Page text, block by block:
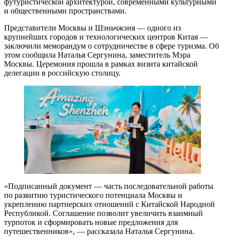
и общественными пространствами.
Представители Москвы и Шэньчжэня — одного из
крупнейших городов и технологических центров Китая —
заключили меморандум о сотрудничестве в сфере туризма. Об
этом сообщила Наталья Сергунина, заместитель Мэра
Москвы. Церемония прошла в рамках визита китайской
делегации в российскую столицу.
«Подписанный документ — часть последовательной работы
по развитию туристического потенциала Москвы и
укреплению партнерских отношений с Китайской Народной
Республикой. Соглашение позволит увеличить взаимный
турпоток и сформировать новые предложения для
путешественников», — рассказала Наталья Сергунина.